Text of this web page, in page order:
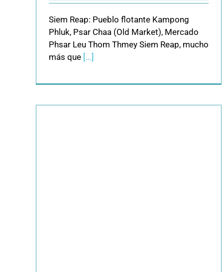
Siem Reap: Pueblo flotante Kampong
Phluk, Psar Chaa (Old Market), Mercado
Phsar Leu Thom Thmey Siem Reap, mucho
más que [...]